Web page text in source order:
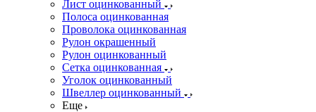
Лист оцинкованный
Полоса оцинкованная
Проволока оцинкованная
Рулон окрашенный
Рулон оцинкованный
Сетка оцинкованная
Уголок оцинкованный
Швеллер оцинкованный
Еще